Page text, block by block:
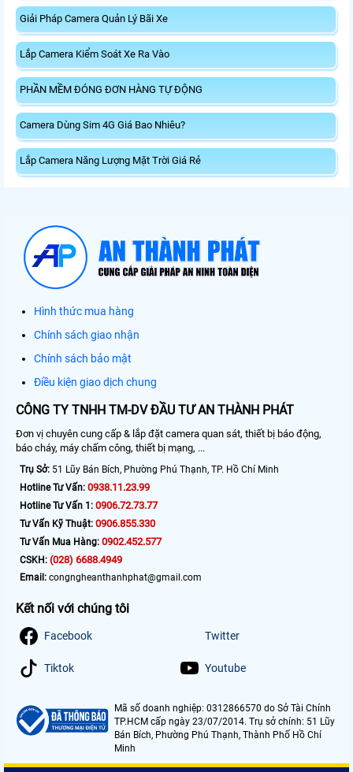
Giải Pháp Camera Quản Lý Bãi Xe
Lắp Camera Kiểm Soát Xe Ra Vào
PHẦN MỀM ĐÓNG ĐƠN HÀNG TỰ ĐỘNG
Camera Dùng Sim 4G Giá Bao Nhiêu?
Lắp Camera Năng Lượng Mặt Trời Giá Rẻ
Hình thức mua hàng
Chính sách giao nhận
Chính sách bảo mật
Điều kiện giao dịch chung
CÔNG TY TNHH TM-DV ĐẦU TƯ AN THÀNH PHÁT
Đơn vị chuyên cung cấp & lắp đặt camera quan sát, thiết bị báo động,
báo cháy, máy chấm công, thiết bị mạng, ...
Trụ Sở: 51 Lũy Bán Bích, Phường Phú Thạnh, TP. Hồ Chí Minh
Hotline Tư Vấn: 0938.11.23.99
Hotline Tư Vấn 1: 0906.72.73.77
Tư Vấn Kỹ Thuật: 0906.855.330
Tư Vấn Mua Hàng: 0902.452.577
CSKH: (028) 6688.4949
Email: congngheanthanhphat@gmail.com
Kết nối với chúng tôi
Facebook Twitter
Tiktok Youtube
Mã số doanh nghiệp: 0312866570 do Sở Tài Chính
TP.HCM cấp ngày 23/07/2014. Trụ sở chính: 51 Lũy
Bán Bích, Phường Phú Thạnh, Thành Phố Hồ Chí
Minh